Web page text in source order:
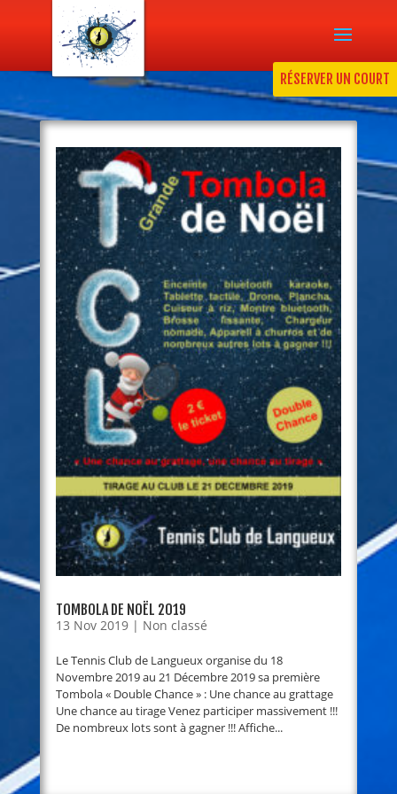
RÉSERVER UN COURT
TOMBOLA DE NOËL 2019
13 Nov 2019| Non classé
Le Tennis Club de Langueux organise du 18
Novembre 2019 au 21 Décembre 2019 sa première
Tombola « Double Chance » : Une chance au grattage
Une chance au tirage Venez participer massivement !!!
De nombreux lots sont à gagner !!! Affiche...